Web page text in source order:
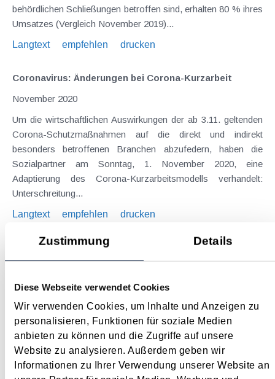
Zustimmung Details
Diese Webseite verwendet Cookies
Wir verwenden Cookies, um Inhalte und Anzeigen zu
personalisieren, Funktionen für soziale Medien
anbieten zu können und die Zugriffe auf unsere
Website zu analysieren. Außerdem geben wir
Informationen zu Ihrer Verwendung unserer Website an
behördlichen Schließungen betroffen sind, erhalten 80 % ihres
Umsatzes (Vergleich November 2019)...
Langtext
empfehlen drucken
Coronavirus: Änderungen bei Corona-Kurzarbeit
November 2020
Um die wirtschaftlichen Auswirkungen der ab 3.11. geltenden
Corona-Schutzmaßnahmen auf die direkt und indirekt
besonders betroffenen Branchen abzufedern, haben die
Sozialpartner am Sonntag, 1. November 2020, eine
Adaptierung des Corona-Kurzarbeitsmodells verhandelt:
Unterschreitung...
Langtext
empfehlen drucken
Maßnahmen vor Jahresende 2020 - Für Unternehmer
Auch oder gerade in einem von der Corona-Krise geprägten
Jahr sollte der näher rückende Jahreswechsel zum Anlass für
einen Steuer-Check genommen werden. Denn es finden sich
regelmäßig Möglichkeiten, durch gezielte Maßnahmen legal
Steuern zu sparen bzw....
Langtext
empfehlen drucken